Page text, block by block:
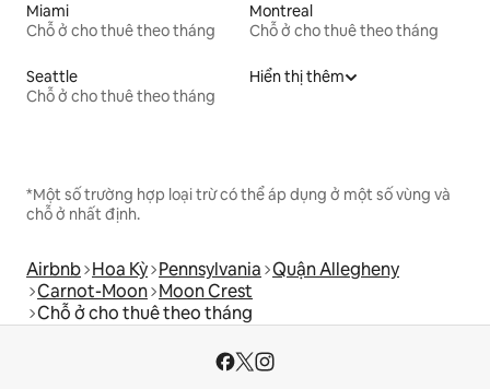
Miami
Chỗ ở cho thuê theo tháng
Montreal
Chỗ ở cho thuê theo tháng
Seattle
Chỗ ở cho thuê theo tháng
Hiển thị thêm
*Một số trường hợp loại trừ có thể áp dụng ở một số vùng và
chỗ ở nhất định.
Airbnb Hoa Kỳ Pennsylvania Quận Allegheny
Carnot-Moon Moon Crest
Chỗ ở cho thuê theo tháng